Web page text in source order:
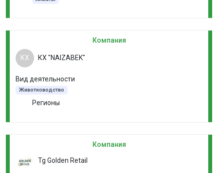
Компания
КХ КХ "NAIZABEK"
Вид деятельности
Животноводство
Регионы
Компания
Tg Golden Retail